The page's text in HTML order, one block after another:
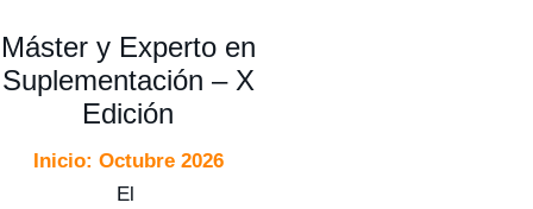
Máster y Experto en
Suplementación – X
Edición
Inicio: Octubre 2026
El